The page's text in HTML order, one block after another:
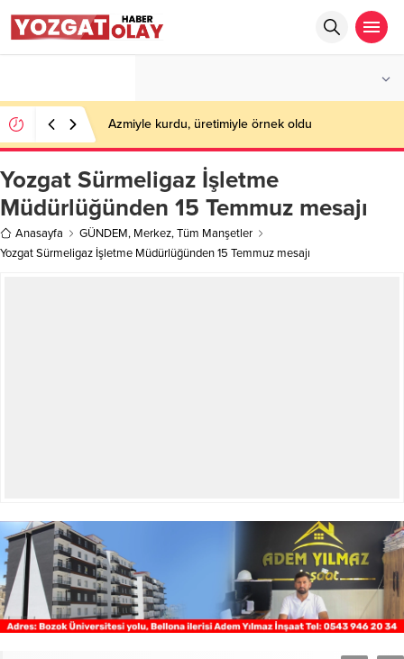
Azmiyle kurdu, üretimiyle örnek oldu
Yozgat Sürmeligaz İşletme
Müdürlüğünden 15 Temmuz mesajı
Anasayfa GÜNDEM, Merkez,Tüm Manşetler
Yozgat Sürmeligaz İşletme Müdürlüğünden 15 Temmuz mesajı